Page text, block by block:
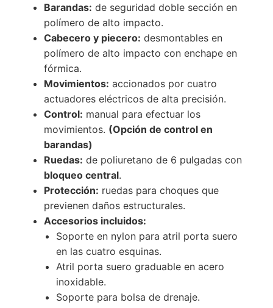
Barandas: de seguridad doble sección en
polímero de alto impacto.
Cabecero y piecero: desmontables en
polímero de alto impacto con enchape en
fórmica.
Movimientos: accionados por cuatro
actuadores eléctricos de alta precisión.
Control: manual para efectuar los
movimientos. (Opción de control en
barandas)
Ruedas: de poliuretano de 6 pulgadas con
bloqueo central.
Protección: ruedas para choques que
previenen daños estructurales.
Accesorios incluidos:
Soporte en nylon para atril porta suero
en las cuatro esquinas.
Atril porta suero graduable en acero
inoxidable.
Soporte para bolsa de drenaje.